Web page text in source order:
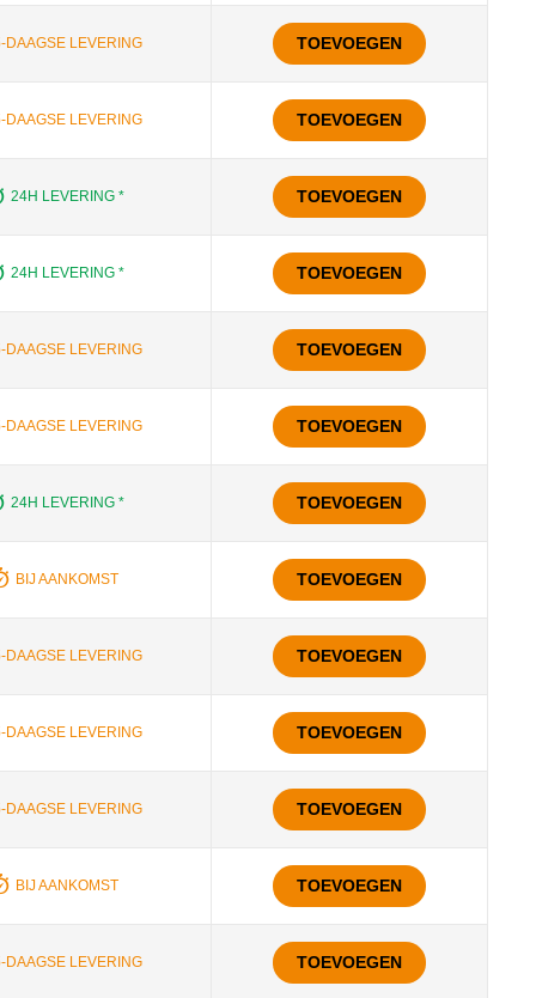
DAAGSE LEVERING TOEVOEGEN
DAAGSE LEVERING TOEVOEGEN
24H LEVERING * TOEVOEGEN
24H LEVERING * TOEVOEGEN
DAAGSE LEVERING TOEVOEGEN
DAAGSE LEVERING TOEVOEGEN
24H LEVERING * TOEVOEGEN
BIJ AANKOMST TOEVOEGEN
DAAGSE LEVERING TOEVOEGEN
DAAGSE LEVERING TOEVOEGEN
DAAGSE LEVERING TOEVOEGEN
BIJ AANKOMST TOEVOEGEN
DAAGSE LEVERING TOEVOEGEN